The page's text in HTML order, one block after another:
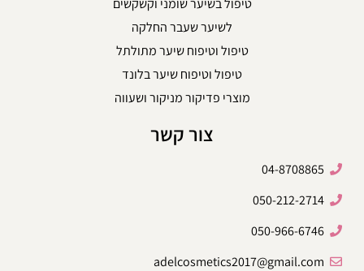
טיפול בשיער שומני וקשקשים
לשיער שעבר החלקה
טיפול וטיפוח שיער מתולתל
טיפול וטיפוח שיער בלונד
מוצרי פדיקור מניקור ושעווה
צור קשר
04-8708865
050-212-2714
050-966-6746
adelcosmetics2017@gmail.com